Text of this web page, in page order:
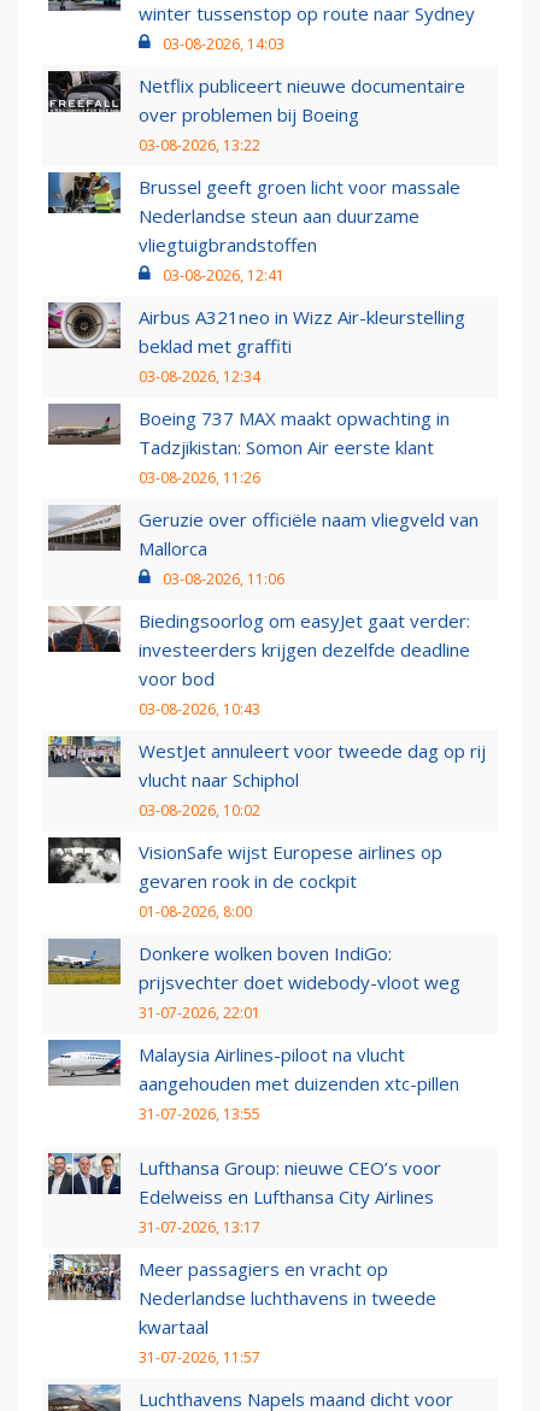
winter tussenstop op route naar Sydney
03-08-2026, 14:03
Netflix publiceert nieuwe documentaire
over problemen bij Boeing
03-08-2026, 13:22
Brussel geeft groen licht voor massale
Nederlandse steun aan duurzame
vliegtuigbrandstoffen
03-08-2026, 12:41
Airbus A321neo in Wizz Air-kleurstelling
beklad met graffiti
03-08-2026, 12:34
Boeing 737 MAX maakt opwachting in
Tadzjikistan: Somon Air eerste klant
03-08-2026, 11:26
Geruzie over officiële naam vliegveld van
Mallorca
03-08-2026, 11:06
Biedingsoorlog om easyJet gaat verder:
investeerders krijgen dezelfde deadline
voor bod
03-08-2026, 10:43
WestJet annuleert voor tweede dag op rij
vlucht naar Schiphol
03-08-2026, 10:02
VisionSafe wijst Europese airlines op
gevaren rook in de cockpit
01-08-2026, 8:00
Donkere wolken boven IndiGo:
prijsvechter doet widebody-vloot weg
31-07-2026, 22:01
Malaysia Airlines-piloot na vlucht
aangehouden met duizenden xtc-pillen
31-07-2026, 13:55
Lufthansa Group: nieuwe CEO’s voor
Edelweiss en Lufthansa City Airlines
31-07-2026, 13:17
Meer passagiers en vracht op
Nederlandse luchthavens in tweede
kwartaal
31-07-2026, 11:57
Luchthavens Napels maand dicht voor